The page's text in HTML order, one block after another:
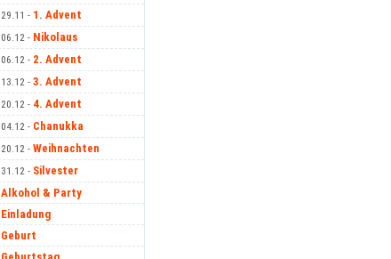
29.11 - 1. Advent
06.12 - Nikolaus
06.12 - 2. Advent
13.12 - 3. Advent
20.12 - 4. Advent
04.12 - Chanukka
20.12 - Weihnachten
31.12 - Silvester
Alkohol & Party
Einladung
Geburt